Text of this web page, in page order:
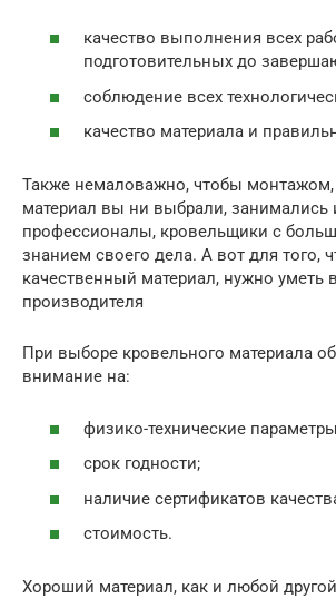
качество выполнения всех
подготовительных до
соблюдение всех
качество материала и
Также немаловажно, чтобы
материал вы ни выбрали, занимались
профессионалы, кровельщики с
знанием своего дела. А вот для того,
качественный материал, нужно уметь
производителя
При выборе кровельного материала
внимание на:
физико-технические
срок годности;
наличие сертификатов
стоимость.
Хороший материал, как и любой